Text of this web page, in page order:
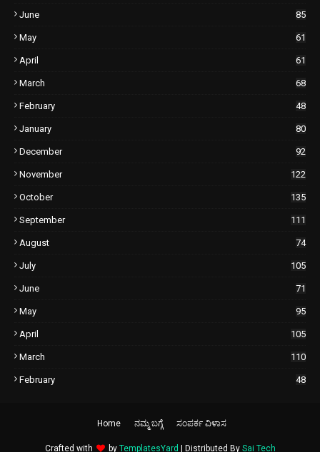
June 85
May 61
April 61
March 68
February 48
January 80
December 92
November 122
October 135
September 111
August 74
July 105
June 71
May 95
April 105
March 110
February 48
Home ನಮ್ಮ ಬಗ್ಗೆ ಸಂಪರ್ಕ ವಿಳಾಸ
Crafted with by TemplatesYard | Distributed By Sai Tech